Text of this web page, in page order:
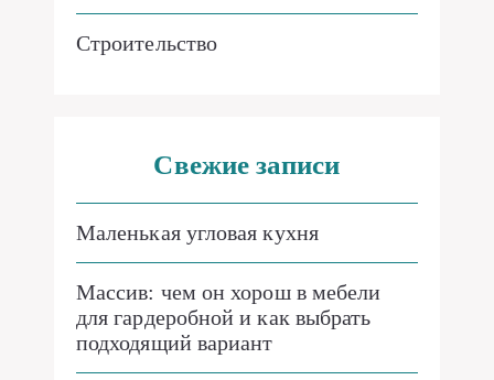
Строительство
Свежие записи
Маленькая угловая кухня
Массив: чем он хорош в мебели
для гардеробной и как выбрать
подходящий вариант